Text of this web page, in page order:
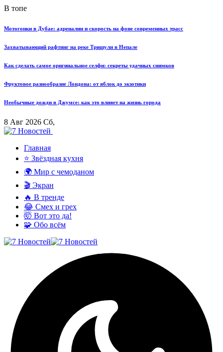
В топе
Мотогонки в Дубае: адреналин и скорость на фоне современных трасс
Захватывающий рафтинг на реке Тришули в Непале
Как сделать самое оригинальное селфи: секреты удачных снимков
Фруктовое разнообразие Лондона: от яблок до экзотики
Необычные дожди в Джумсе: как это влияет на жизнь города
8 Авг 2026 Сб,
Главная
⭐ Звёздная кухня
🌍 Мир с чемоданом
🎬 Экран
🔥 В тренде
😂 Смех и грех
🤯 Вот это да!
🧩 Обо всём